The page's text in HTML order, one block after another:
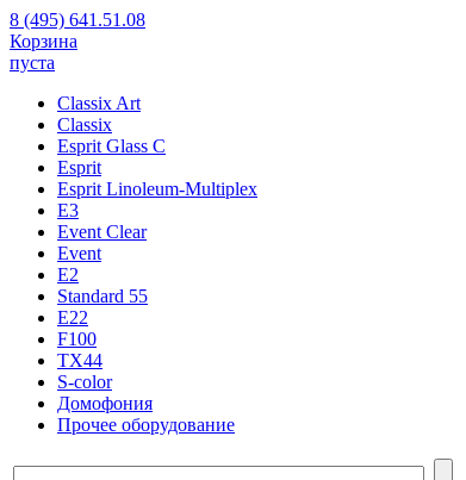
8 (495) 641.51.08
Корзина
пуста
Classix Art
Classix
Esprit Glass C
Esprit
Esprit Linoleum-Multiplex
E3
Event Clear
Event
E2
Standard 55
E22
F100
TX44
S-color
Домофония
Прочее оборудование